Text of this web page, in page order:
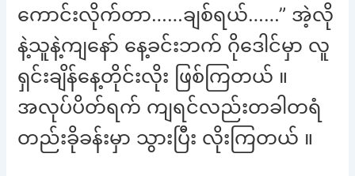
ကောင်းလိုက်တာ……ချစ်ရယ်……” အဲ့လို
နဲ့သူနဲ့ကျနော် နေ့ခင်းဘက် ဂိုဒေါင်မှာ လူ
ရှင်းချိန်နေ့တိုင်းလိုး ဖြစ်ကြတယ် ။
အလုပ်ပိတ်ရက် ကျရင်လည်းတခါတရံ
တည်းခိုခန်းမှာ သွားပြီး လိုးကြတယ် ။